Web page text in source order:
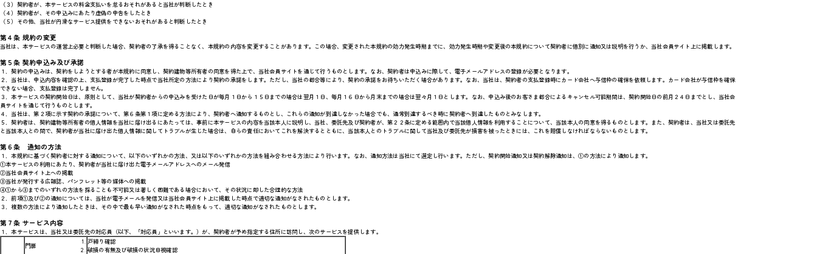
（３）契約者が、本サービスの料金支払いを怠るおそれがあると当社が判断したとき
（４）契約者が、その申込みにあたり虚偽の申告をしたとき
（５）その他、当社が円滑なサービス提供をできないおそれがあると判断したとき
第４条 規約の変更
当社は、本サービスの運営上必要と判断した場合、契約者の了承を得ることなく、本規約の内容を変更することがあります。この場合、変更された本規約の効力発生時期までに、効力発生時期や変更後の本規約について契約者に個別に通知又は説明を行うか、当社会員サイト上に掲載します。
第５条 契約申込み及び承諾
１．契約の申込みは、契約をしようとする者が本規約に同意し、契約建物等所有者の同意を得た上で、当社会員サイトを通じて行うものとします。なお、契約者は申込みに際して、電子メールアドレスの登録が必要となります。
２．当社は、申込内容を確認の上、支払登録が完了した時点で当社所定の方法により契約の承諾をします。ただし、当社の都合等により、契約の承諾をお待ちいただく場合があります。なお、当社は、契約者の支払登録時にカード会社へ与信枠の確保を依頼します。カード会社が与信枠を確保
できない場合、支払登録は完了しません。
３．本サービスの契約開始日は、原則として、当社が契約者からの申込みを受けた日が毎月１日から１５日までの場合は翌月１日、毎月１６日から月末までの場合は翌々月１日とします。なお、申込み後のお客さま都合によるキャンセル可能期間は、契約開始日の前月２４日までとし、当社会
員サイトを通じて行うものとします。
４．当社は、第２項に示す契約の承諾について、第６条第１項に定める方法により、契約者へ通知するものとし、これらの通知が到達しなかった場合でも、通常到達するべき時に契約者へ到達したものとみなします。
５．契約者は、契約建物等所有者の個人情報を当社に届け出るにあたっては、事前に本サービスの内容を当該本人に説明し、当社、委託先及び契約者が、第２２条に定める範囲内で当該個人情報を利用することについて、当該本人の同意を得るものとします。また、契約者は、当社又は委託先
と当該本人との間で、契約者が当社に届け出た個人情報に関してトラブルが生じた場合は、自らの責任においてこれを解決するとともに、当該本人とのトラブルに関して当社及び委託先が損害を被ったときには、これを賠償しなければならないものとします。
第６条 通知の方法
１．本規約に基づく契約者に対する通知について、以下のいずれかの方法、又は以下のいずれかの方法を組み合わせる方法により行います。なお、通知方法は当社にて選定し行います。ただし、契約開始通知又は契約解除通知は、①の方法により通知します。
①本サービスの利用にあたり、契約者が当社に届け出た電子メールアドレスへのメール発信
②当社会員サイト上への掲載
③当社が発行する広報誌、パンフレット等の媒体への掲載
④①から③までのいずれの方法を採ることも不可能又は著しく困難である場合において、その状況に即した合理的な方法
２．前項①及び②の通知については、当社が電子メールを発信又は当社会員サイト上に掲載した時点で適切な通知がなされたものとします。
３．複数の方法により通知したときは、その中で最も早い通知がなされた時点をもって、適切な通知がなされたものとします。
第７条 サービス内容
１．本サービスは、当社又は委託先の対応員（以下、「対応員」といいます。）が、契約者が予め指定する住所に訪問し、次のサービスを提供します。
門扉
戸締り確認
破損の有無及び破損の状況目視確認